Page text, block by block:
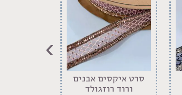
סרט איקסים אבנים
ורוד רוזגולד
›